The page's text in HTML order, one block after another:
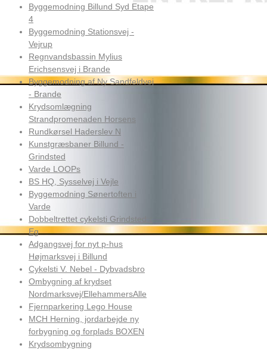
Byggemodning Billund Syd Etape
4
Byggemodning Stationsvej -
Vejrup
Regnvandsbassin Mylius
Erichsensvej i Brande
Byggemodning af Ny Sandfeldvej
- Brande
Krydsomlægning
Strandpromenaden Horsens
Rundkørsel Haderslev N
Kunstgræsbaner Billund -
Grindsted
Varde LOOPs
BS HQ, Sysselvej i Vejle
Byggemodning Sønertoften i
Varde
Dobbeltrettet cykelsti Grindsted -
Eg
Adgangsvej for nyt p-hus
Højmarksvej i Billund
Cykelsti V. Nebel - Dybvadsbro
Ombygning af krydset
Nordmarksvej/EllehammersAlle
Fjernparkering Lego House
MCH Herning, jordarbejde ny
forbygning og forplads BOXEN
Krydsombygning